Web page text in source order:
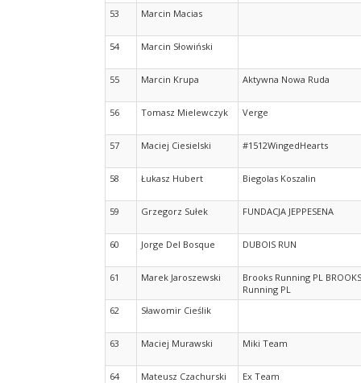
53 Marcin Macias
54 Marcin Słowiński
55 Marcin Krupa Aktywna Nowa Ruda
56 Tomasz Mielewczyk Verge
57 Maciej Ciesielski #1512WingedHearts
58 Łukasz Hubert Biegolas Koszalin
59 Grzegorz Sułek FUNDACJA JEPPESENA
60 Jorge Del Bosque DUBOIS RUN
61 Marek Jaroszewski
Brooks Running PL BROOKS
Running PL
62
Sławomir Cieślik
63 Maciej Murawski Miki Team
64 Mateusz Czachurski Ex Team